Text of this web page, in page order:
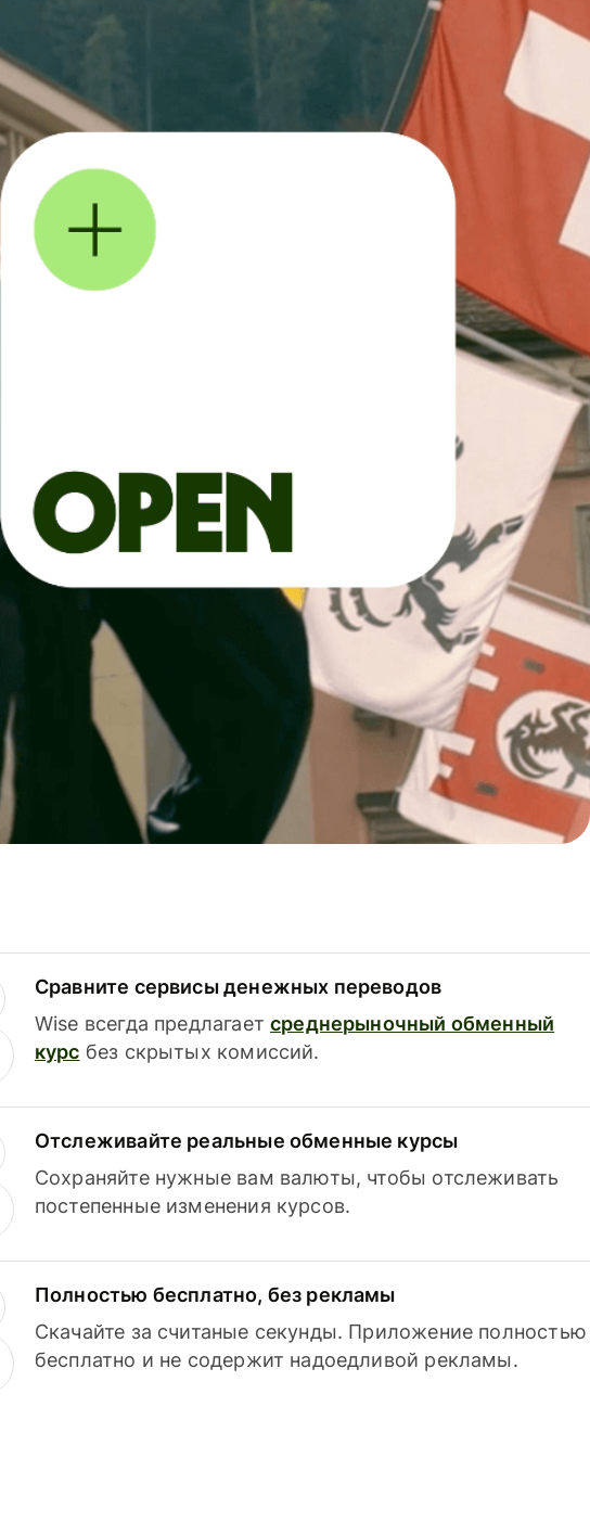
Сравните сервисы денежных переводов
Wise всегда предлагаетсреднерыночный обменный
курс без скрытых комиссий.
Отслеживайте реальные обменные курсы
Сохраняйте нужные вам валюты, чтобы отслеживать
постепенные изменения курсов.
Полностью бесплатно, без рекламы
Скачайте за считаные секунды. Приложение полностью
бесплатно и не содержит надоедливой рекламы.